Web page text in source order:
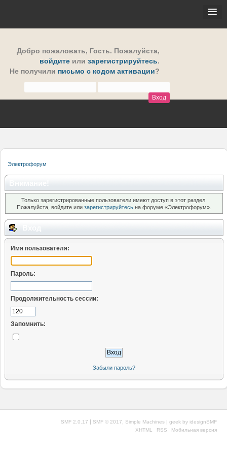
Добро пожаловать, Гость. Пожалуйста,
войдите или зарегистрируйтесь.
Не получили письмо с кодом активации?
Электрофорум
Только зарегистрированные пользователи имеют доступ в этот раздел.
Пожалуйста, войдите или зарегистрируйтесь на форуме «Электрофорум».
Имя пользователя:
Пароль:
Продолжительность сессии:
Запомнить:
Забыли пароль?
SMF 2.0.17 SMF © 2017, Simple Machines | geek by idesignSMF
XHTML
RSS Мобильная версия